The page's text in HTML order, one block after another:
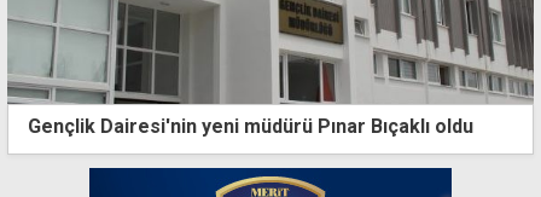
Gençlik Dairesi'nin yeni müdürü Pınar Bıçaklı oldu